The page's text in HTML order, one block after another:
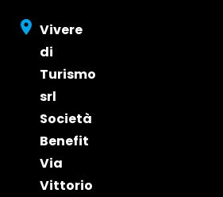
Vivere
di
Turismo
srl
Società
Benefit
Via
Vittorio